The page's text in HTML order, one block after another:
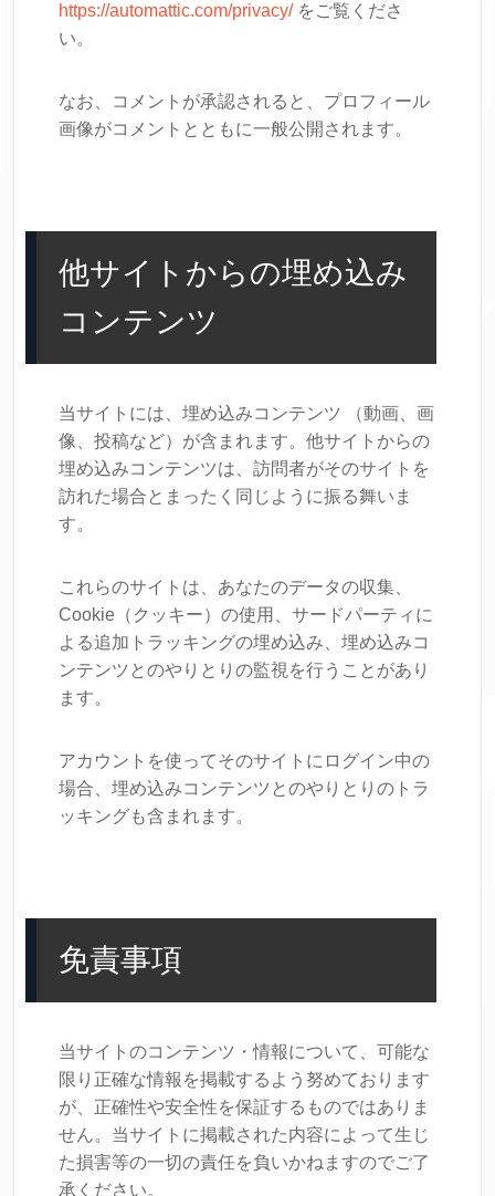
https://automattic.com/privacy/をご覧くださ
い。
なお、コメントが承認されると、プロフィール
画像がコメントとともに一般公開されます。
他サイトからの埋め込み
コンテンツ
当サイトには、埋め込みコンテンツ （動画、画
像、投稿など）が含まれます。他サイトからの
埋め込みコンテンツは、訪問者がそのサイトを
訪れた場合とまったく同じように振る舞いま
す。
これらのサイトは、あなたのデータの収集、
Cookie（クッキー）の使用、サードパーティに
よる追加トラッキングの埋め込み、埋め込みコ
ンテンツとのやりとりの監視を行うことがあり
ます。
アカウントを使ってそのサイトにログイン中の
場合、埋め込みコンテンツとのやりとりのトラ
ッキングも含まれます。
免責事項
当サイトのコンテンツ・情報について、可能な
限り正確な情報を掲載するよう努めております
が、正確性や安全性を保証するものではありま
せん。当サイトに掲載された内容によって生じ
た損害等の一切の責任を負いかねますのでご了
承ください。